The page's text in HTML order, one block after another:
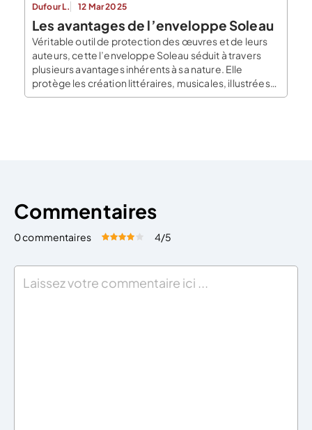
Dufour L. 12 Mar 2025
Les avantages de l’enveloppe Soleau
Véritable outil de protection des œuvres et de leurs
auteurs, cette l’enveloppe Soleau séduit à travers
plusieurs avantages inhérents à sa nature. Elle
protège les création littéraires, musicales, illustrées
et plastiques ainsi que les designs, les logiciels, les
Commentaires
0 commentaires Évaluez cet article:
4/5